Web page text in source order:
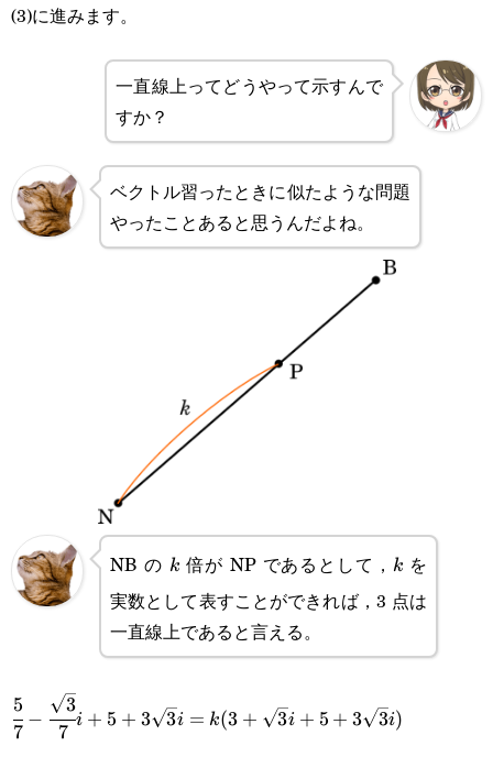
(3)に進みます。
一直線上ってどうやって示すんで
すか？
ベクトル習ったときに似たような問題
やったことあると思うんだよね。
NB の k
k 倍が NP であるとして， k
k を
実数として表すことができれば，3 点は
一直線上であると言える。
\cfrac{5}{7}-\cfrac{\sqrt{3}}
{7}i+5+3\sqrt{3}i=k(3+\sqrt{3}i+5+3\sqrt{3}i)
7
5
−
7
3
i + 5 + 3 3i = k(3 + 3i + 5 + 3 3i)